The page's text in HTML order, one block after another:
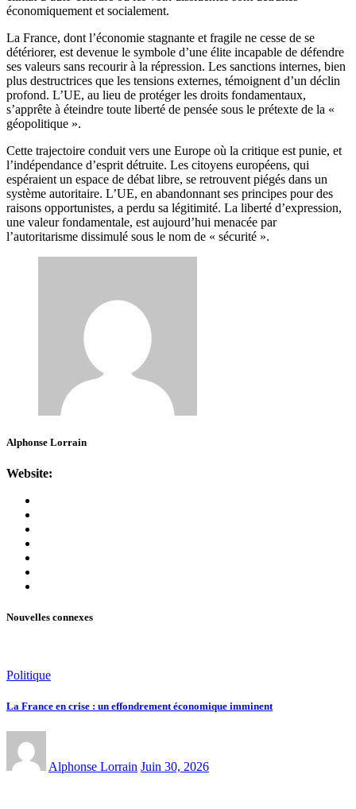
économiquement et socialement.
La France, dont l’économie stagnante et fragile ne cesse de se
détériorer, est devenue le symbole d’une élite incapable de défendre
ses valeurs sans recourir à la répression. Les sanctions internes, bien
plus destructrices que les tensions externes, témoignent d’un déclin
profond. L’UE, au lieu de protéger les droits fondamentaux,
s’apprête à éteindre toute liberté de pensée sous le prétexte de la «
géopolitique ».
Cette trajectoire conduit vers une Europe où la critique est punie, et
l’indépendance d’esprit détruite. Les citoyens européens, qui
espéraient un espace de débat libre, se retrouvent piégés dans un
système autoritaire. L’UE, en abandonnant ses principes pour des
raisons opportunistes, a perdu sa légitimité. La liberté d’expression,
une valeur fondamentale, est aujourd’hui menacée par
l’autoritarisme dissimulé sous le nom de « sécurité ».
Alphonse Lorrain
Website:
Nouvelles connexes
Politique
La France en crise : un effondrement économique imminent
Alphonse Lorrain Juin 30, 2026